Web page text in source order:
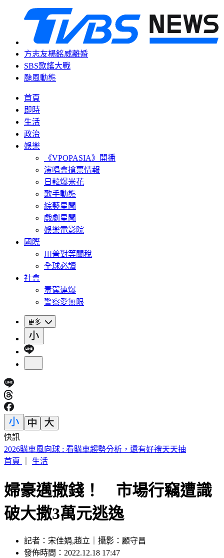
方志友楊銘威離婚
SBS歌謠大戰
颱風動態
首頁
即時
生活
政治
娛樂
《VPOPASIA》開播
演唱會搶票情報
日韓爆米花
歌手動態
綜藝星聞
戲劇星聞
娛樂電影院
國際
川普對等關稅
全球必讀
社會
毒駕連爆
警察愛無限
更多
快訊
59歲王祖賢近況曝光！低調現身秀機場穿搭
首頁
生活
婦豪邁撒錢！ 市場行竊遭識
破大撒3萬元逃逸
記者：宋佳娟,趙立｜攝影：顧守昌
發佈時間：2022.12.18 17:47